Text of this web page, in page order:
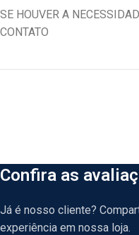
SE HOUVER A
CONTATO
Confira as
Já é nosso cliente?
experiência em nossa loja.